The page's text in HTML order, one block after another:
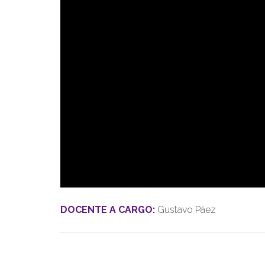
DOCENTE A CARGO: Gustavo Páez